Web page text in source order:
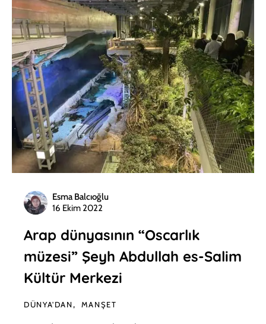
Esma Balcıoğlu
16 Ekim 2022
Arap dünyasının “Oscarlık
müzesi” Şeyh Abdullah es-Salim
Kültür Merkezi
DÜNYA'DAN MANŞET